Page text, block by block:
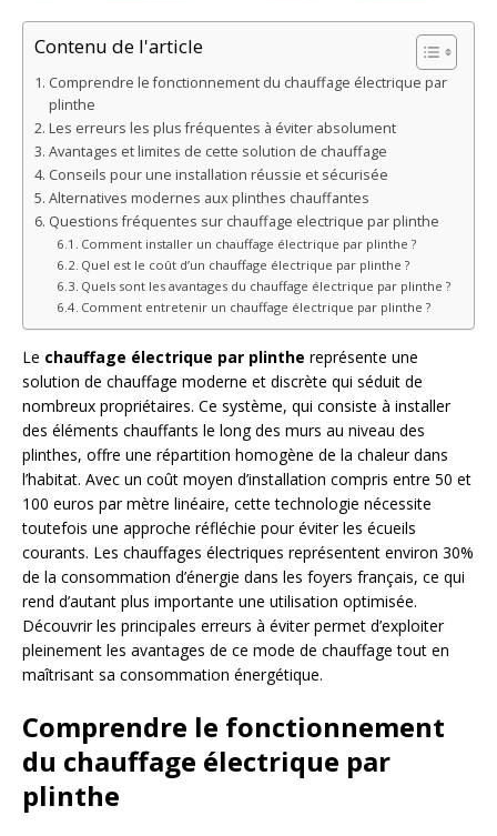
Contenu de l'article
Comprendre le fonctionnement du chauffage électrique par
plinthe
Les erreurs les plus fréquentes à éviter absolument
Avantages et limites de cette solution de chauffage
Conseils pour une installation réussie et sécurisée
Alternatives modernes aux plinthes chauffantes
Questions fréquentes sur chauffage electrique par plinthe
Comment installer un chauffage électrique par plinthe ?
Quel est le coût d’un chauffage électrique par plinthe ?
Quels sont les avantages du chauffage électrique par plinthe ?
Comment entretenir un chauffage électrique par plinthe ?
Le chauffage électrique par plinthe représente une
solution de chauffage moderne et discrète qui séduit de
nombreux propriétaires. Ce système, qui consiste à installer
des éléments chauffants le long des murs au niveau des
plinthes, offre une répartition homogène de la chaleur dans
l’habitat. Avec un coût moyen d’installation compris entre 50 et
100 euros par mètre linéaire, cette technologie nécessite
toutefois une approche réfléchie pour éviter les écueils
courants. Les chauffages électriques représentent environ 30%
de la consommation d’énergie dans les foyers français, ce qui
rend d’autant plus importante une utilisation optimisée.
Découvrir les principales erreurs à éviter permet d’exploiter
pleinement les avantages de ce mode de chauffage tout en
maîtrisant sa consommation énergétique.
Comprendre le fonctionnement
du chauffage électrique par
plinthe